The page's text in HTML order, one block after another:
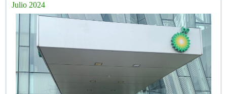
Julio 2024